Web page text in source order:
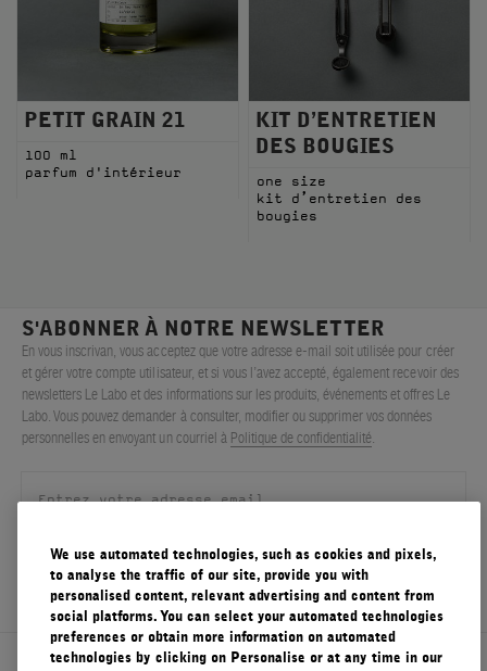
PETIT GRAIN 21
100 ml
parfum d'intérieur
KIT D’ENTRETIEN
DES BOUGIES
one size
kit d’entretien des
bougies
S'ABONNER À NOTRE NEWSLETTER
En vous inscrivan, vous acceptez que votre adresse e-mail soit utilisée pour créer
et gérer votre compte utilisateur, et si vous l’avez accepté, également recevoir des
newsletters Le Labo et des informations sur les produits, événements et offres Le
Labo. Vous pouvez demander à consulter, modifier ou supprimer vos données
personnelles en envoyant un courriel à Politique de confidentialité
S'ENREGISTRER
We use automated technologies, such as cookies and pixels,
to analyse the traffic of our site, provide you with
personalised content, relevant advertising and content from
social platforms. You can select your automated technologies
preferences or obtain more information on automated
technologies by clicking on Personalise or at any time in our